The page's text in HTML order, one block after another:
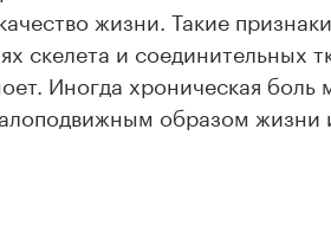
жизни. Такие
скелета и соединительных
Иногда хроническая боль
образом жизни